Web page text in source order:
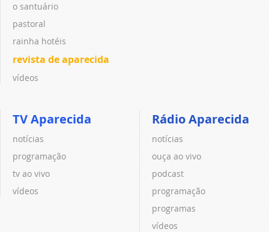
o santuário
pastoral
rainha hotéis
revista de aparecida
vídeos
TV Aparecida
notícias
programação
tv ao vivo
vídeos
Rádio Aparecida
notícias
ouça ao vivo
podcast
programação
programas
vídeos